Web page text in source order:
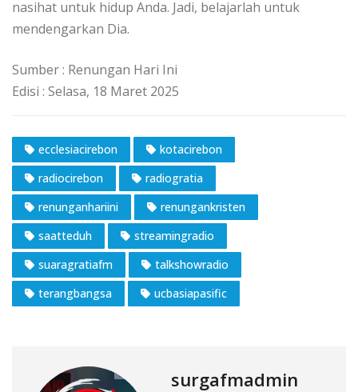
nasihat untuk hidup Anda. Jadi, belajarlah untuk
mendengarkan Dia.
Sumber : Renungan Hari Ini
Edisi : Selasa, 18 Maret 2025
ecclesiacirebon
kotacirebon
radiocirebon
radiogratia
renunganhariini
renungankristen
saatteduh
streamingradio
suaragratiafm
talkshowradio
terangbangsa
ucbasiapasific
surgafmadmin